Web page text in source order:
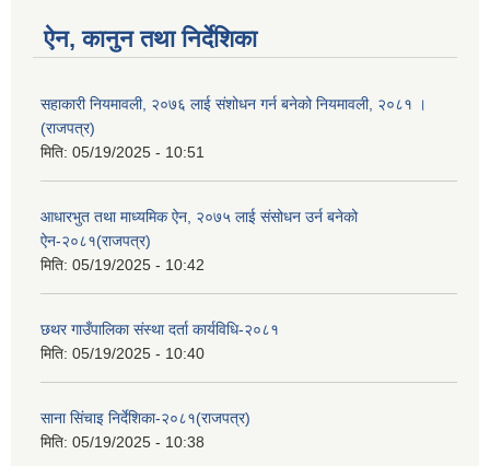
ऐन, कानुन तथा निर्देशिका
सहाकारी नियमावली, २०७६ लाई संशोधन गर्न बनेको नियमावली, २०८१ ।
(राजपत्र)
मिति: 05/19/2025 - 10:51
आधारभुत तथा माध्यमिक ऐन, २०७५ लाई संसोधन उर्न बनेको
ऐन-२०८१(राजपत्र)
मिति: 05/19/2025 - 10:42
छथर गाउँपालिका संस्था दर्ता कार्यविधि-२०८१
मिति: 05/19/2025 - 10:40
साना सिंचाइ निर्देशिका-२०८१(राजपत्र)
मिति: 05/19/2025 - 10:38